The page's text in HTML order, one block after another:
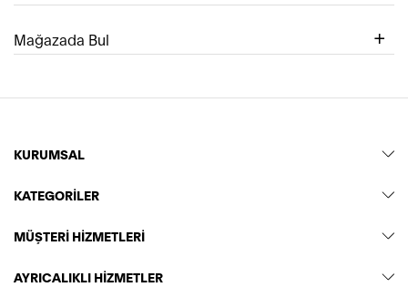
Mağazada Bul
KURUMSAL
KATEGORİLER
MÜŞTERİ HİZMETLERİ
AYRICALIKLI HİZMETLER